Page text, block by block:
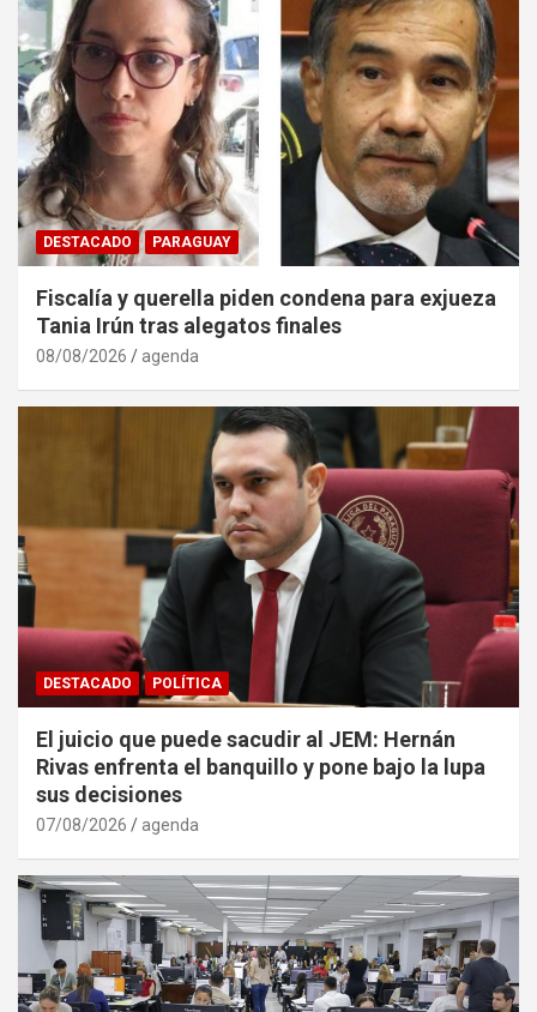
DESTACADO PARAGUAY
Fiscalía y querella piden condena para exjueza
Tania Irún tras alegatos finales
08/08/2026 agenda
DESTACADO POLÍTICA
El juicio que puede sacudir al JEM: Hernán
Rivas enfrenta el banquillo y pone bajo la lupa
sus decisiones
07/08/2026 agenda